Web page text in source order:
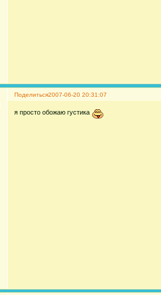
Поделиться2007-06-20 20:31:07
я просто обожаю густика